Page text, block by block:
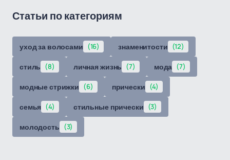
Статьи по категориям
уход за волосами (16) знаменитости (12)
стиль (8) личная жизнь (7) мода (7)
модные стрижки (6) прически (4)
семья (4) стильные прически (3)
молодость (3)